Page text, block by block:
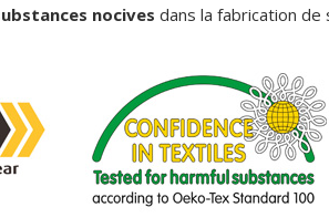
nocives dans la fabrication